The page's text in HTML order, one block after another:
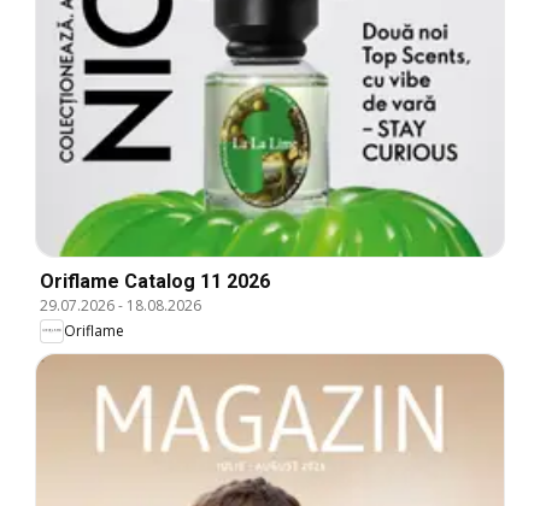
Oriflame Catalog 11 2026
29.07.2026- 18.08.2026
Oriflame